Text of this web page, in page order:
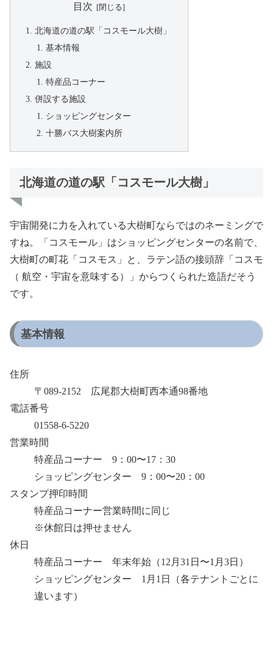
目次
北海道の道の駅「コスモール大樹」
基本情報
施設
特産品コーナー
併設する施設
ショッピングセンター
十勝バス大樹案内所
北海道の道の駅「コスモール大樹」
宇宙開発に力を入れている大樹町ならではのネーミングで
すね。「コスモール」はショッピングセンターの名前で、
大樹町の町花「コスモス」と、ラテン語の接頭辞「コスモ
（ 航空・宇宙を意味する）」からつくられた造語だそう
です。
基本情報
住所
〒089-2152 広尾郡大樹町西本通98番地
電話番号
01558-6-5220
営業時間
特産品コーナー 9：00〜17：30
ショッピングセンター 9：00〜20：00
スタンプ押印時間
特産品コーナー営業時間に同じ
※休館日は押せません
休日
特産品コーナー 年末年始（12月31日〜1月3日）
ショッピングセンター 1月1日（各テナントごとに
違います）